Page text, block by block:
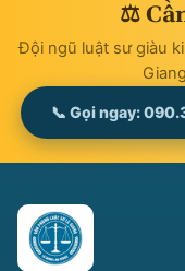
⚖
Đội ngũ luật sư giàu
📞 Gọi ngay: